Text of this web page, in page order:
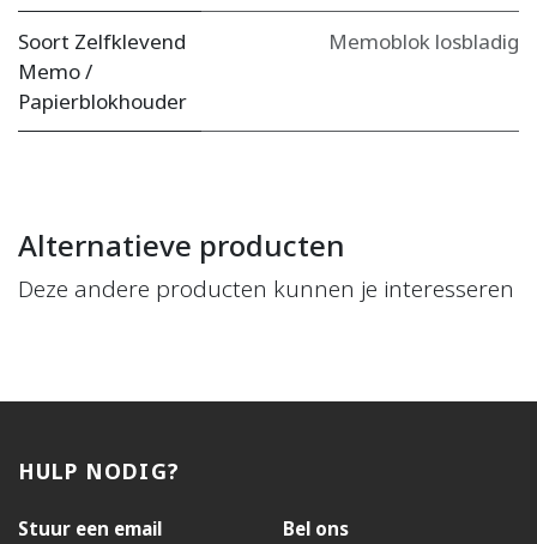
Soort Zelfklevend
Memo /
Papierblokhouder
Memoblok losbladig
Alternatieve producten
Deze andere producten kunnen je interesseren
HULP NODIG?
Stuur een email Bel ons